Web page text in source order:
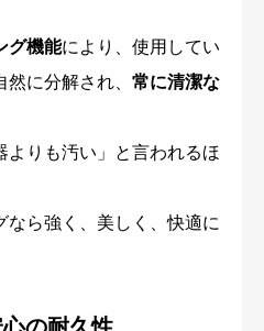
グ機能により、使用してい
に分解され、 常に清潔な
よりも汚い」と言われるほ
なら強く、美しく、快適に